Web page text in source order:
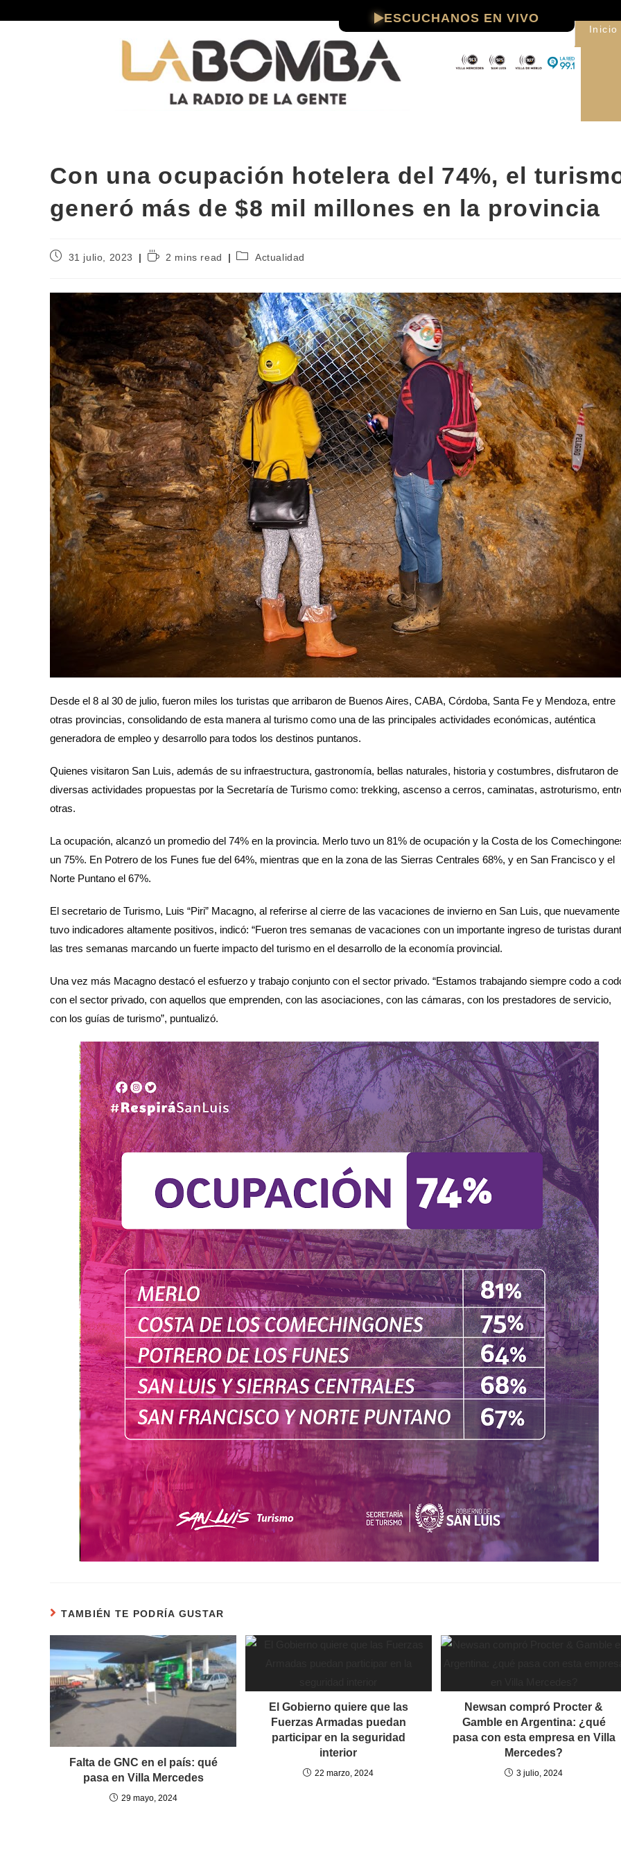
ESCUCHANOS EN VIVO
Inicio
Con una ocupación hotelera del 74%, el
generó más de $8 mil millones en la provincia
31 julio, 2023 2 mins read Actualidad
Desde el 8 al 30 de julio, fueron miles los turistas que arribaron de Buenos Aires, CABA, Córdoba, Santa Fe y Mendoza, entre
otras provincias, consolidando de esta manera al turismo como una de las principales actividades económicas, auténtica
generadora de empleo y desarrollo para todos los destinos puntanos.
Quienes visitaron San Luis, además de su infraestructura, gastronomía, bellas naturales, historia y costumbres, disfrutaron de
diversas actividades propuestas por la Secretaría de Turismo como: trekking, ascenso a cerros, caminatas, astroturismo,
otras.
La ocupación, alcanzó un promedio del 74% en la provincia. Merlo tuvo un 81% de ocupación y la Costa de los
un 75%. En Potrero de los Funes fue del 64%, mientras que en la zona de las Sierras Centrales 68%, y en San Francisco y el
Norte Puntano el 67%.
El secretario de Turismo, Luis “Piri” Macagno, al referirse al cierre de las vacaciones de invierno en San Luis, que nuevamente
tuvo indicadores altamente positivos, indicó: “Fueron tres semanas de vacaciones con un importante ingreso de turistas
las tres semanas marcando un fuerte impacto del turismo en el desarrollo de la economía provincial.
Una vez más Macagno destacó el esfuerzo y trabajo conjunto con el sector privado. “Estamos trabajando siempre codo a
con el sector privado, con aquellos que emprenden, con las asociaciones, con las cámaras, con los prestadores de servicio,
con los guías de turismo”, puntualizó.
TAMBIÉN TE PODRÍA GUSTAR
Falta de GNC en el país: qué
pasa en Villa Mercedes
29 mayo, 2024
El Gobierno quiere que las
Fuerzas Armadas puedan
participar en la seguridad
interior
22 marzo, 2024
Newsan compró Procter &
Gamble en Argentina: ¿qué
pasa con esta empresa en Villa
Mercedes?
3 julio, 2024